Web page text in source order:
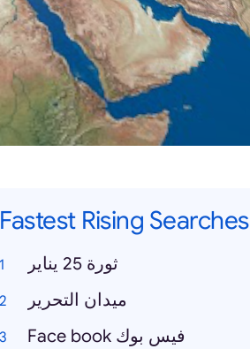
Fastest Rising Searches
ثورة 25 يناير
ميدان التحرير
Face book فيس بوك